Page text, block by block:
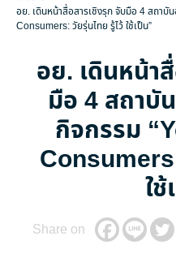
อย. เดินหน้าสื่อสารเชิงรุก จับมือ 4 สถา
Consumers: วัยรุ่นไทย รู้ไว้ ใช้เป็น”
อย. เดินหน้า
มือ 4 สถาบั
กิจกรรม
ใ
Share on